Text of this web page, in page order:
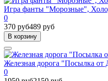
Игра фанты "Морозные",
0
370 руб489 руб
В корзину
Железная дорога "Посылка от
0